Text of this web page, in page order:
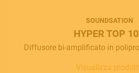
SOUNDSATION
HYPER TOP
Diffusore bi-amplificato in
Visualizza